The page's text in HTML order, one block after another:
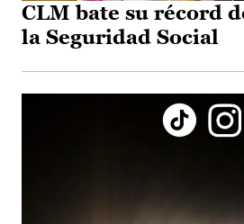
CLM bate su récord
la Seguridad Social